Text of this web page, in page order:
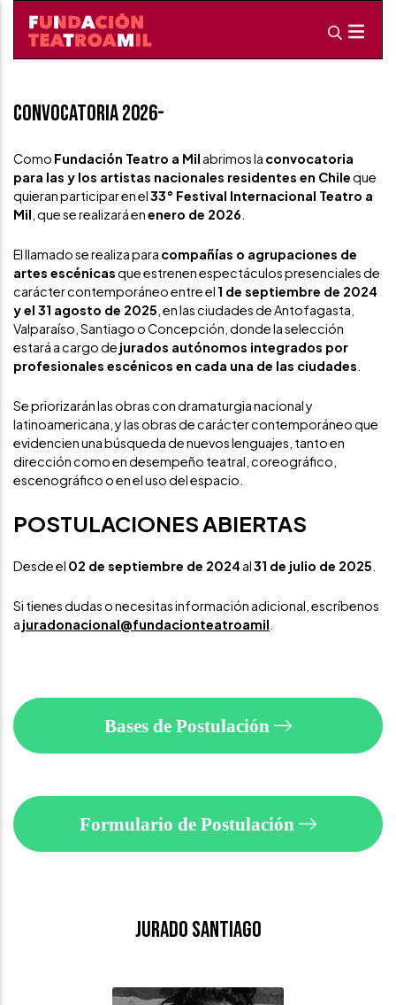
Convocatoria 2026-
Como Fundación Teatro a Mil abrimos la convocatoria
para las y los artistas nacionales residentes en Chileque
quieran participar en el33° Festival Internacional Teatro a
Mil , que se realizará enenero de 2026
El llamado se realiza para compañías o agrupaciones de
artes escénicasque estrenen espectáculos presenciales de
carácter contemporáneo entre el 1 de septiembre de 2024
y el 31 agosto de 2025 , en las ciudades de Antofagasta,
Valparaíso, Santiago o Concepción, donde la selección
estará a cargo de jurados autónomos integrados por
profesionales escénicos en cada una de las ciudades
Se priorizarán las obras con dramaturgia nacional y
latinoamericana, y las obras de carácter contemporáneo que
evidencien una búsqueda de nuevos lenguajes, tanto en
dirección como en desempeño teatral, coreográfico,
escenográfico o en el uso del espacio.
POSTULACIONES ABIERTAS
Desde el 02 de septiembre de 2024 al31 de julio de 2025
Si tienes dudas o necesitas información adicional, escríbenos
a juradonacional@fundacionteatroamil
Bases de Postulación
Formulario de Postulación
Jurado Santiago